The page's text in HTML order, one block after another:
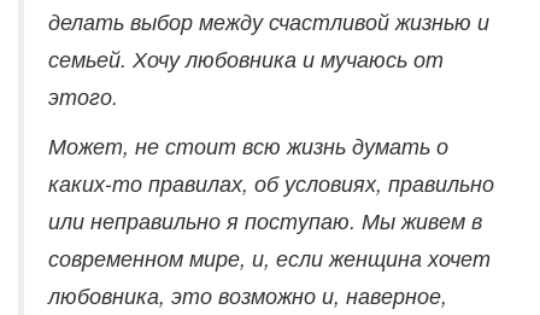
делать выбор между счастливой жизнью и
семьей. Хочу любовника и мучаюсь от
этого.
Может, не стоит всю жизнь думать о
каких-то правилах, об условиях, правильно
или неправильно я поступаю. Мы живем в
современном мире, и, если женщина хочет
любовника, это возможно и, наверное,